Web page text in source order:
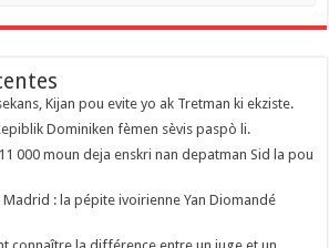
Kijan pou evite yo ak Tretman ki ekziste.
Dominiken fèmen sèvis paspò li.
000 moun deja enskri nan depatman Sid la pou
: la pépite ivoirienne Yan Diomandé